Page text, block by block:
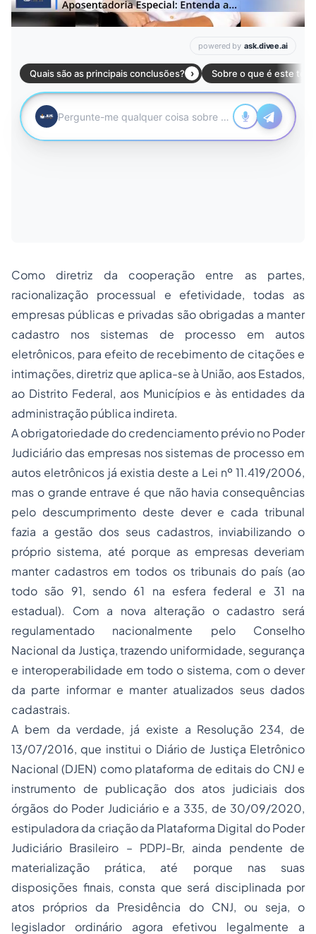
Como diretriz da cooperação entre as partes,
racionalização processual e efetividade, todas as
empresas públicas e privadas são obrigadas a manter
cadastro nos sistemas de processo em autos
eletrônicos, para efeito de recebimento de citações e
intimações, diretriz que aplica-se à União, aos Estados,
ao Distrito Federal, aos Municípios e às entidades da
administração pública indireta.
A obrigatoriedade do credenciamento prévio no Poder
Judiciário das empresas nos sistemas de processo em
autos eletrônicos já existia deste a Lei nº 11.419/2006,
mas o grande entrave é que não havia consequências
pelo descumprimento deste dever e cada tribunal
fazia a gestão dos seus cadastros, inviabilizando o
próprio sistema, até porque as empresas deveriam
manter cadastros em todos os tribunais do país (ao
todo são 91, sendo 61 na esfera federal e 31 na
estadual). Com a nova alteração o cadastro será
regulamentado nacionalmente pelo Conselho
Nacional da Justiça, trazendo uniformidade, segurança
e interoperabilidade em todo o sistema, com o dever
da parte informar e manter atualizados seus dados
cadastrais.
A bem da verdade, já existe a Resolução 234, de
13/07/2016, que institui o Diário de Justiça Eletrônico
Nacional (DJEN) como plataforma de editais do CNJ e
instrumento de publicação dos atos judiciais dos
órgãos do Poder Judiciário e a 335, de 30/09/2020,
estipuladora da criação da Plataforma Digital do Poder
Judiciário Brasileiro – PDPJ-Br, ainda pendente de
materialização prática, até porque nas suas
disposições finais, consta que será disciplinada por
atos próprios da Presidência do CNJ, ou seja, o
legislador ordinário agora efetivou legalmente a